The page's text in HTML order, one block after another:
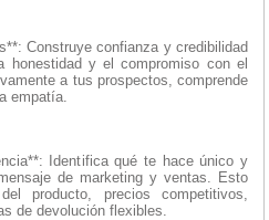
Construye confianza y credibilidad
honestidad y el compromiso con el
a tus prospectos, comprende
empatía.
Identifica qué te hace único y
de marketing y ventas. Esto
producto, precios competitivos,
de devolución flexibles.